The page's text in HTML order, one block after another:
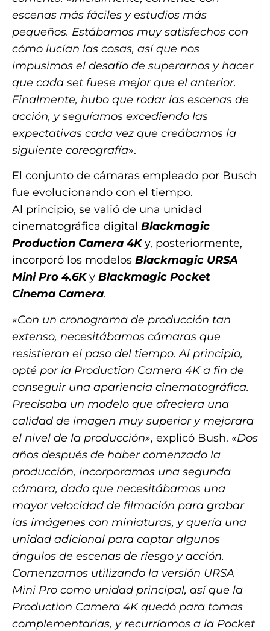
escenas más fáciles y estudios más
pequeños. Estábamos muy satisfechos con
cómo lucían las cosas, así que nos
impusimos el desafío de superarnos y hacer
que cada set fuese mejor que el anterior.
Finalmente, hubo que rodar las escenas de
acción, y seguíamos excediendo las
expectativas cada vez que creábamos la
siguiente coreografía».
El conjunto de cámaras empleado por Busch
fue evolucionando con el tiempo.
Al principio, se valió de una unidad
cinematográfica digital Blackmagic
Production Camera 4Ky, posteriormente,
incorporó los modelos Blackmagic URSA
Mini Pro 4.6Ky Blackmagic Pocket
Cinema Camera.
«Con un cronograma de producción tan
extenso, necesitábamos cámaras que
resistieran el paso del tiempo. Al principio,
opté por la Production Camera 4K a fin de
conseguir una apariencia cinematográfica.
Precisaba un modelo que ofreciera una
calidad de imagen muy superior y mejorara
el nivel de la producción», explicó Bush. «Dos
años después de haber comenzado la
producción, incorporamos una segunda
cámara, dado que necesitábamos una
mayor velocidad de filmación para grabar
las imágenes con miniaturas, y quería una
unidad adicional para captar algunos
ángulos de escenas de riesgo y acción.
Comenzamos utilizando la versión URSA
Mini Pro como unidad principal, así que la
Production Camera 4K quedó para tomas
complementarias, y recurríamos a la Pocket